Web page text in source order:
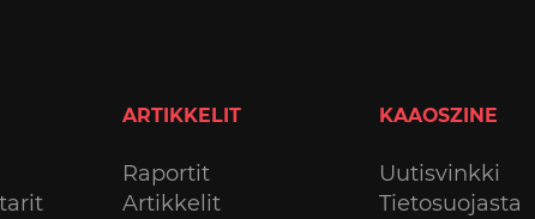
ARTIKKELIT
Raportit
Artikkelit
KAAOSZINE
Uutisvinkki
Tietosuojasta